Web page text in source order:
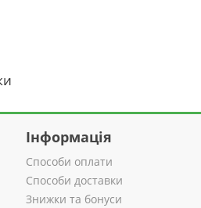
Інформація
Способи оплати
Способи доставки
Знижки та бонуси